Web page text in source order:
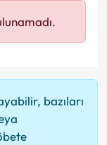
bazıları